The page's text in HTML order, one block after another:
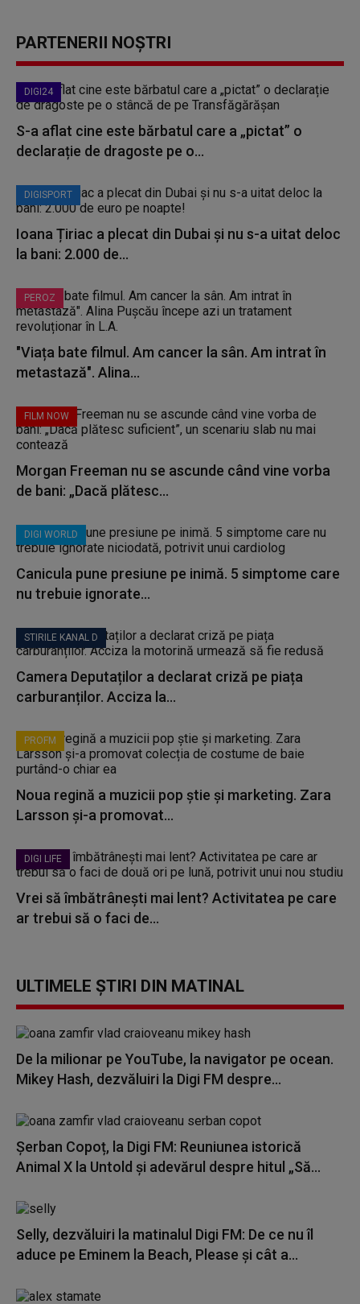
PARTENERII NOȘTRI
DIGI24
S-a aflat cine este bărbatul care a „pictat” o
declarație de dragoste pe o...
DIGISPORT
Ioana Țiriac a plecat din Dubai și nu s-a uitat deloc
la bani: 2.000 de...
PEROZ
"Viața bate filmul. Am cancer la sân. Am intrat în
metastază". Alina...
FILM NOW
Morgan Freeman nu se ascunde când vine vorba
de bani: „Dacă plătesc...
DIGI WORLD
Canicula pune presiune pe inimă. 5 simptome care
nu trebuie ignorate...
STIRILE KANAL D
Camera Deputaților a declarat criză pe piața
carburanților. Acciza la...
PROFM
Noua regină a muzicii pop știe și marketing. Zara
Larsson și-a promovat...
DIGI LIFE
Vrei să îmbătrânești mai lent? Activitatea pe care
ar trebui să o faci de...
ULTIMELE ȘTIRI DIN MATINAL
De la milionar pe YouTube, la navigator pe ocean.
Mikey Hash, dezvăluiri la Digi FM despre...
Șerban Copoț, la Digi FM: Reuniunea istorică
Animal X la Untold și adevărul despre hitul „Să...
Selly, dezvăluiri la matinalul Digi FM: De ce nu îl
aduce pe Eminem la Beach, Please și cât a...